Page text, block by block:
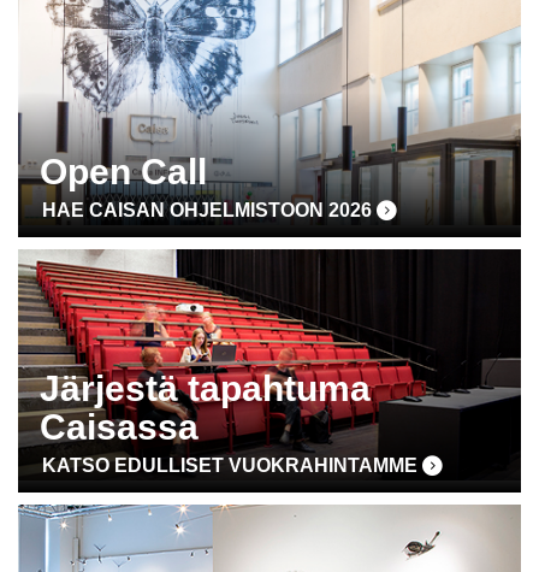
Open Call
HAE CAISAN OHJELMISTOON 2026
Järjestä tapahtuma
Caisassa
KATSO EDULLISET VUOKRAHINTAMME